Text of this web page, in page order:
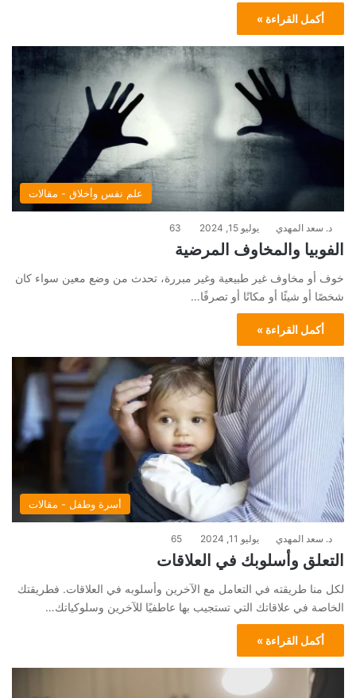
أكمل القراءة »
علم نفس وأخلاق - مقالات
د. سعد المهدي يوليو 15, 2024 63
الفوبيا والمخاوف المرضية
خوف أو مخاوف غير طبيعية وغير مبررة، تحدث من وضع معين سواء كان
شخصًا أو شيئًا أو مكانًا أو تصرفًا…
أكمل القراءة »
أسرة وطفل - مقالات
د. سعد المهدي يوليو 11, 2024 65
التعلق وأسلوبك في العلاقات
لكل منا طريقته في التعامل مع الآخرين وأسلوبه في العلاقات. فطريقتك
الخاصة في علاقاتك التي تستجيب بها عاطفيًا للآخرين وسلوكياتك…
أكمل القراءة »